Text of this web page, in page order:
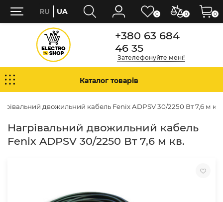
+380 63 684
46 35
Зателефонуйте мені!
Каталог товарів
двожильний кабель Fenix ADPSV 30/2250 Вт 7,6 м кв.
Нагрівальний двожильний кабель
Fenix ADPSV 30/2250 Вт 7,6 м кв.
0 0
RU UA 0